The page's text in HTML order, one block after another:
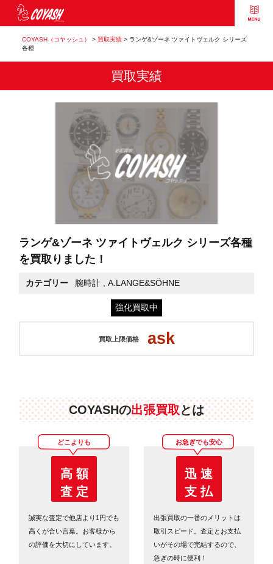
COYASH（コヤッシュ） > 買取実績> ランゲ&ゾーネ ツァイトヴェルク シリーズ
各種
買取実績
ランゲ&ゾーネ ツァイトヴェルク シリーズ各種
を買取りました！
カテゴリー 腕時計, A.LANGE&SÖHNE
強化買取中
買取上限価格 ask
COYASHの出張買取とは
どこよりも
高 額
査 定
誠実な査定で他店より1円でも
高くが合い言葉。お客様から
の評価を大切にしています。
お急ぎでも安心
迅 速
支 払
出張買取の一番のメリットは
取引スピード。査定とお支払
いがその場で完結するので、
急ぎの時に便利！